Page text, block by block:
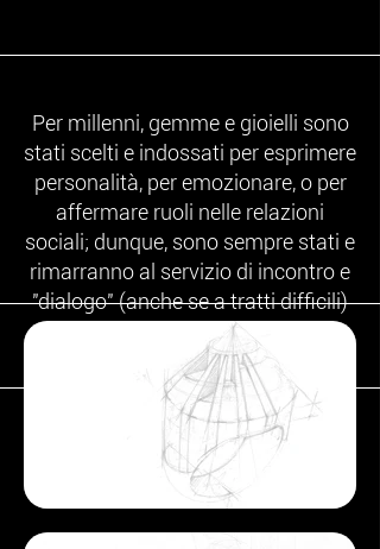
Per millenni, gemme e gioielli sono
stati scelti e indossati per esprimere
personalità, per emozionare, o per
affermare ruoli nelle relazioni
sociali; dunque, sono sempre stati e
rimarranno al servizio di incontro e
"dialogo" (anche se a tratti difficili)
nelle relazioni della Persona con se
stessa e con l'Altro da sé.